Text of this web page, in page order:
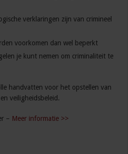
verklaringen zijn van crimineel
voorkomen dan wel beperkt
je kunt nemen om criminaliteit te
handvatten voor het opstellen van
veiligheidsbeleid.
– Meer informatie >>